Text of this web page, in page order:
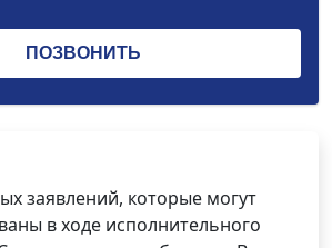
заявлений, которые могут
в ходе исполнительного